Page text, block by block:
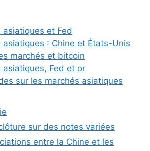
asiatiques et Fed
asiatiques : Chine et États-Unis
marchés et bitcoin
asiatiques, Fed et or
sur les marchés asiatiques
sur des notes variées
entre la Chine et les